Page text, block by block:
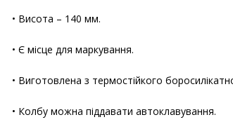
• Шліф – 29/32.
• Висота – 140 мм.
• Є місце для маркування.
• Виготовлена з термостійкого